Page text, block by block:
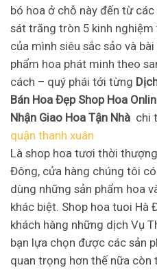
bó hoa ở chỗ này đến từ
sát trăng tròn 5 kinh nghiệm
của mình siêu sắc sảo và
phẩm hoa phát minh theo
cách – quý phái tới từng
Bán Hoa Đẹp Shop Hoa
Nhận Giao Hoa Tận Nhà chi
quận thanh xuân
Là shop hoa tươi thời
Đông, cửa hàng chúng tôi
dùng những sản phẩm hoa
khác biệt. Shop hoa tuoi Hà
khách hàng những dịch Vụ
bạn lựa chọn được các sản
quan trọng hơn thế nữa